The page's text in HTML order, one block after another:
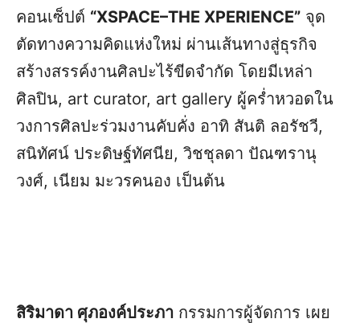
คอนเซ็ปต์ “XSPACE–THE XPERIENCE” จุด
ตัดทางความคิดแห่งใหม่ ผ่านเส้นทางสู่ธุรกิจ
สร้างสรรค์งานศิลปะไร้ขีดจำกัด โดยมีเหล่า
ศิลปิน, art curator, art gallery ผู้คร่ำหวอดใน
วงการศิลปะร่วมงานคับคั่ง อาทิ สันติ ลอรัชวี,
สนิทัศน์ ประดิษฐ์ทัศนีย, วิชชุลดา ปัณฑรานุ
วงศ์, เนียม มะวรคนอง เป็นต้น
สิริมาดา ศุภองค์ประภา กรรมการผู้จัดการ เผย